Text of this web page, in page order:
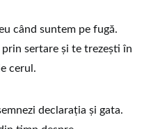
când suntem pe fugă.
sertare și te trezești în
cerul.
declarația și gata.